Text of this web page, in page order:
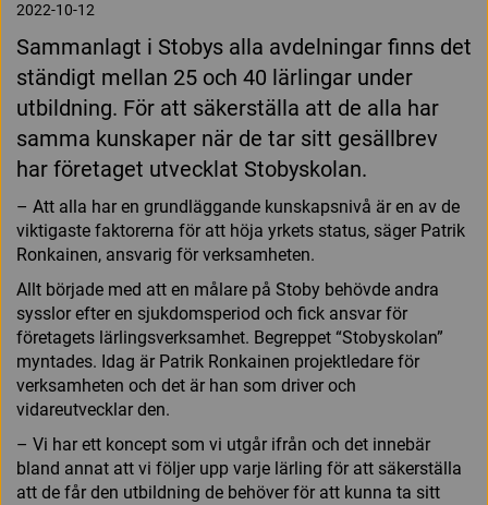
2022-10-12
Sammanlagt i Stobys alla avdelningar finns det
ständigt mellan 25 och 40 lärlingar under
utbildning. För att säkerställa att de alla har
samma kunskaper när de tar sitt gesällbrev
har företaget utvecklat Stobyskolan.
– Att alla har en grundläggande kunskapsnivå är en av de
viktigaste faktorerna för att höja yrkets status, säger Patrik
Ronkainen, ansvarig för verksamheten.
Allt började med att en målare på Stoby behövde andra
sysslor efter en sjukdomsperiod och fick ansvar för
företagets lärlingsverksamhet. Begreppet “Stobyskolan”
myntades. Idag är Patrik Ronkainen projektledare för
verksamheten och det är han som driver och
vidareutvecklar den.
– Vi har ett koncept som vi utgår ifrån och det innebär
bland annat att vi följer upp varje lärling för att säkerställa
att de får den utbildning de behöver för att kunna ta sitt